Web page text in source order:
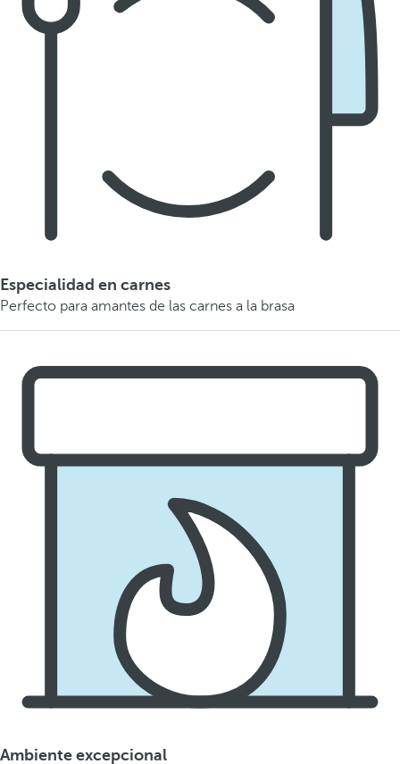
Especialidad en carnes
Perfecto para amantes de las carnes a la brasa
Ambiente excepcional